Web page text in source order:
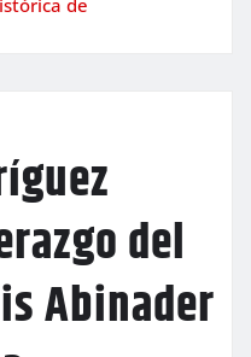
del
Abinader